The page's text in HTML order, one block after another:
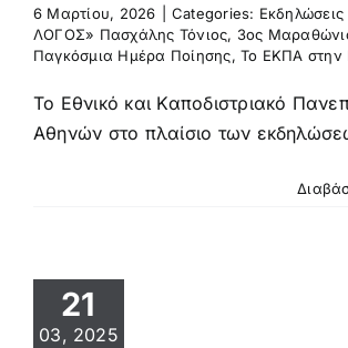
6 Μαρτίου, 2026 Categories: Εκδηλώσεις
ΛΟΓΟΣ» Πασχάλης Τόνιος, 3ος
Παγκόσμια Ημέρα Ποίησης,Το ΕΚΠΑ στην
Το Εθνικό και Καποδιστριακό
Αθηνών στο πλαίσιο των
21
03, 2025